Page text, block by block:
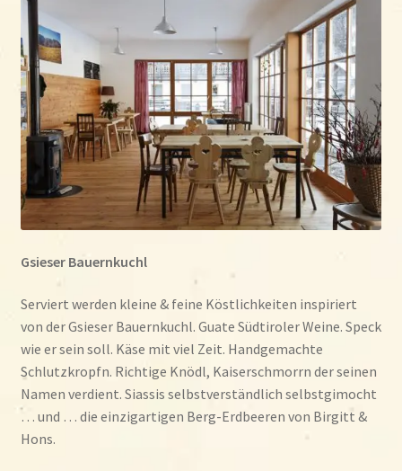
öffnen
Shop
Wo & wann?
Kontakt
Rezepte
Gsieser Bauernkuchl
Serviert werden kleine & feine Köstlichkeiten inspiriert
von der Gsieser Bauernkuchl. Guate Südtiroler Weine. Speck
wie er sein soll. Käse mit viel Zeit. Handgemachte
Schlutzkropfn. Richtige Knödl, Kaiserschmorrn der seinen
Namen verdient. Siassis selbstverständlich selbstgimocht
… und … die einzigartigen Berg-Erdbeeren von Birgitt &
Hons.